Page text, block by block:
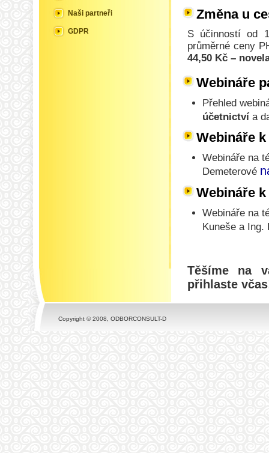
Naši partneři
GDPR
Změna u
S účinností od
průměrné ceny
44,50 Kč –
Webináře
Přehled
účetnictví a
Webináře
Webináře na
Demeterové
Webináře k
Webináře na
Kuneše a Ing.
Těšíme na
přihlaste
Copyright © 2008, ODBORCONSULT-D